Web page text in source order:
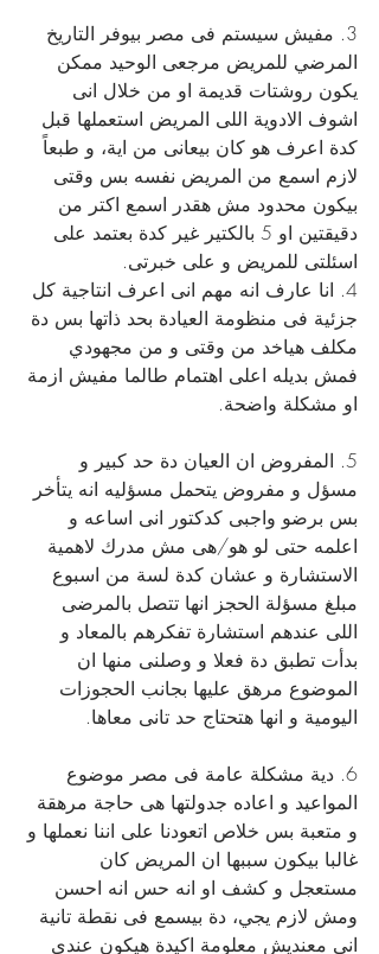
3. مفيش سيستم فى مصر بيوفر التاريخ
المرضي للمريض مرجعى الوحيد ممكن
يكون روشتات قديمة او من خلال انى
اشوف الادوية اللى المريض استعملها قبل
كدة اعرف هو كان بيعانى من اية، و طبعاً
لازم اسمع من المريض نفسه بس وقتى
بيكون محدود مش هقدر اسمع اكتر من
دقيقتين او 5 بالكتير غير كدة بعتمد على
اسئلتى للمريض و على خبرتى.
4. انا عارف انه مهم انى اعرف انتاجية كل
جزئية فى منظومة العيادة بحد ذاتها بس دة
مكلف هياخد من وقتى و من مجهودي
فمش بديله اعلى اهتمام طالما مفيش ازمة
او مشكلة واضحة.
5. المفروض ان العيان دة حد كبير و
مسؤل و مفروض يتحمل مسؤليه انه يتأخر
بس برضو واجبى كدكتور انى اساعه و
اعلمه حتى لو هو/هى مش مدرك لاهمية
الاستشارة و عشان كدة لسة من اسبوع
مبلغ مسؤلة الحجز انها تتصل بالمرضى
اللى عندهم استشارة تفكرهم بالمعاد و
بدأت تطبق دة فعلا و وصلنى منها ان
الموضوع مرهق عليها بجانب الحجوزات
اليومية و انها هتحتاج حد تانى معاها.
6. دية مشكلة عامة فى مصر موضوع
المواعيد و اعاده جدولتها هى حاجة مرهقة
و متعبة بس خلاص اتعودنا على اننا نعملها و
غالبا بيكون سببها ان المريض كان
مستعجل و كشف او انه حس انه احسن
ومش لازم يجي، دة بيسمع فى نقطة تانية
انى معنديش معلومة اكيدة هيكون عندى